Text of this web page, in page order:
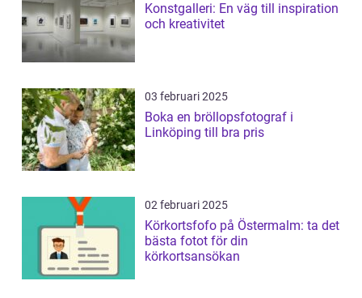
Konstgalleri: En väg till inspiration
och kreativitet
03 februari 2025
Boka en bröllopsfotograf i
Linköping till bra pris
02 februari 2025
Körkortsfofo på Östermalm: ta det
bästa fotot för din
körkortsansökan